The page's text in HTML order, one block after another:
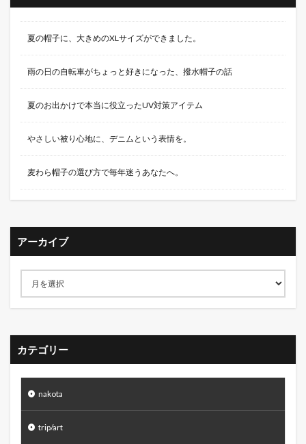
夏の帽子に、大きめのXLサイズができました。
雨の日の自転車がちょっと好きになった、撥水帽子の話
夏のお出かけで本当に役立ったUV対策アイテム
やさしい被り心地に、デニムという表情を。
麦わら帽子の選び方で毎年迷うあなたへ。
アーカイブ
カテゴリー
nakota
trip/art